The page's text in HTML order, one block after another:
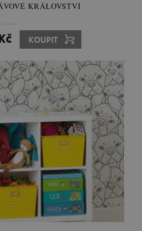
KRÁLOVSTVÍ
KOUPIT